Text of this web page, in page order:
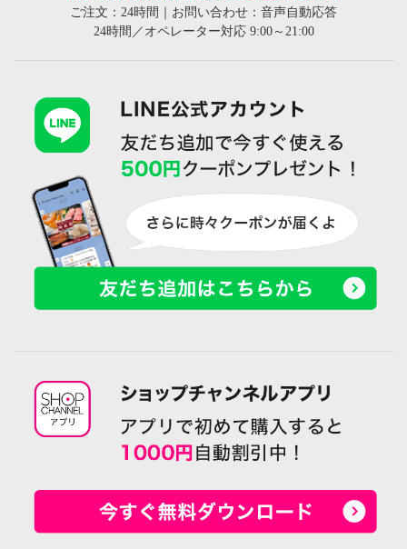
ご注文：24時間｜お問い合わせ：音声自動応答
24時間／オペレーター対応 9:00～21:00